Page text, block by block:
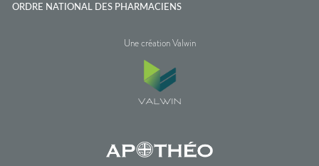
ORDRE NATIONAL DES PHARMACIENS
Une création Valwin